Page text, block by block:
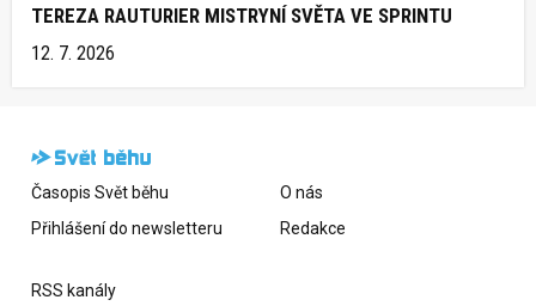
TEREZA RAUTURIER MISTRYNÍ SVĚTA VE SPRINTU
12. 7. 2026
Časopis Svět běhu
Přihlášení do newsletteru
O nás
Redakce
RSS kanály